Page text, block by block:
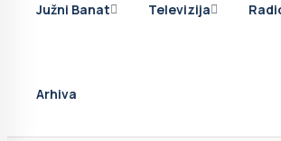
Južni Banat Televizija
Arhiva